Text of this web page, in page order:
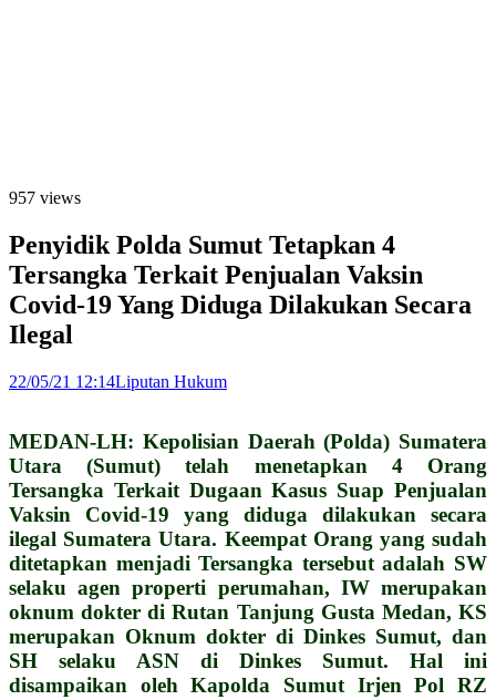
957 views
Penyidik Polda Sumut Tetapkan 4
Tersangka Terkait Penjualan Vaksin
Covid-19 Yang Diduga Dilakukan Secara
Ilegal
22/05/21 12:14Liputan Hukum
MEDAN-LH: Kepolisian Daerah (Polda) Sumatera
Utara (Sumut) telah menetapkan 4 Orang
Tersangka Terkait Dugaan Kasus Suap Penjualan
Vaksin Covid-19 yang diduga dilakukan secara
ilegal Sumatera Utara. Keempat Orang yang sudah
ditetapkan menjadi Tersangka tersebut adalah SW
selaku agen properti perumahan, IW merupakan
oknum dokter di Rutan Tanjung Gusta Medan, KS
merupakan Oknum dokter di Dinkes Sumut, dan
SH selaku ASN di Dinkes Sumut. Hal ini
disampaikan oleh Kapolda Sumut Irjen Pol RZ